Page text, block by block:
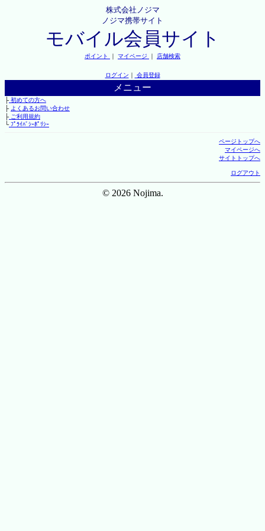
株式会社ノジマ
ノジマ携帯サイト
モバイル会員サイト
ポイント ｜ マイページ ｜ 店舗検索
ログイン ｜ 会員登録
メニュー
├初めての方へ
├ よくあるお問い合わせ
├ご利用規約
└ﾌﾟﾗｲﾊﾞｼｰﾎﾟﾘｼｰ
ページトップへ
マイページへ
サイトトップへ
ログアウト
© 2026 Nojima.